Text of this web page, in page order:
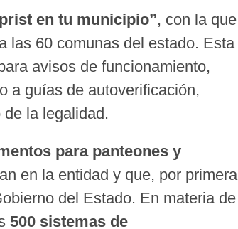
en tu municipio”, con la que
las 60 comunas del estado. Esta
avisos de funcionamiento,
a guías de autoverificación,
la legalidad.
para panteones y
en la entidad y que, por primera
del Estado. En materia de
500 sistemas de